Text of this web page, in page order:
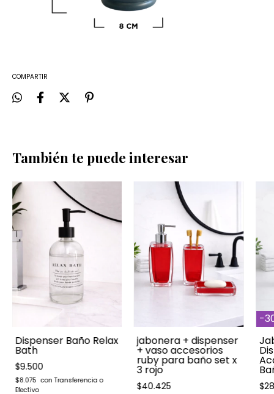
COMPARTIR
También te puede interesar
Dispenser Baño Relax
Bath
$9.500
$8.075
jabonera + dispenser
+ vaso accesorios
ruby para baño set x
3 rojo
$40.425
-